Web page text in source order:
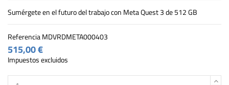
Sumérgete en el futuro del trabajo con Meta Quest 3 de 512 GB
ReferenciaMDVRDMETA000403
515,00 €
Impuestos excluidos